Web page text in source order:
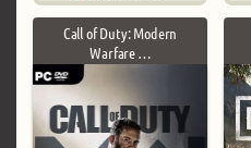
Call of Duty: Modern
Warfare …